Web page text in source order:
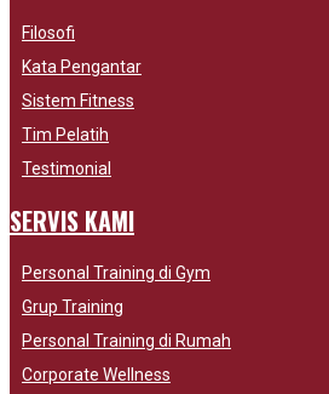
Filosofi
Kata Pengantar
Sistem Fitness
Tim Pelatih
Testimonial
SERVIS KAMI
Personal Training di Gym
Grup Training
Personal Training di Rumah
Corporate Wellness